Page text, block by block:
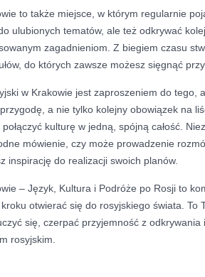
to także miejsce, w którym regularnie
ulubionych tematów, ale też odkrywać
zagadnieniom. Z biegiem czasu
do których zawsze możesz sięgnąć
w Krakowie jest zaproszeniem do tego,
a nie tylko kolejny obowiązek na
kulturę w jedną, spójną całość.
mówienie, czy może prowadzenie
inspirację do realizacji swoich planów.
– Język, Kultura i Podróże po Rosji to
otwierać się do rosyjskiego świata. To
się, czerpać przyjemność z odkrywania
rosyjskim.